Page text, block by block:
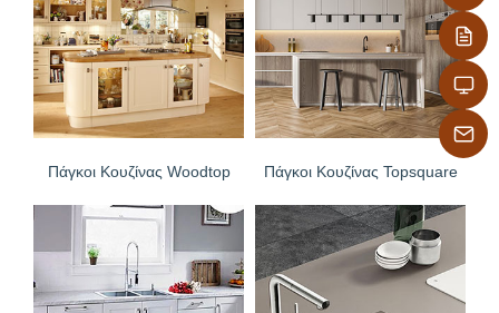
Πάγκοι Κουζίνας Woodtop Πάγκοι Κουζίνας Topsquare